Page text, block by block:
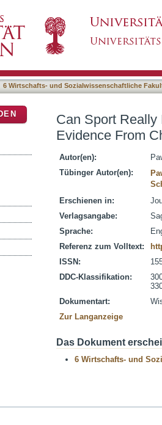
6 Wirtschafts- und Sozialwissenschaftliche
Can Sport
Evidence From
Autor(en):
Tübinger Autor(en):
Erschienen in:
Verlagsangabe:
Sprache:
Referenz zum Volltext:
ISSN:
DDC-Klassifikation:
Dokumentart:
Zur Langanzeige
Das Dokument
6 Wirtschafts- und